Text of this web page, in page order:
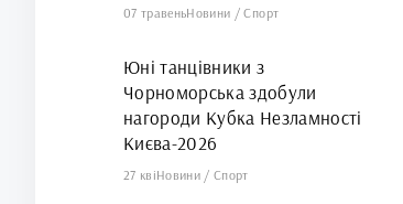
07 травеньНовини /Спорт
Юні танцівники з
Чорноморська здобули
нагороди Кубка Незламності
Києва-2026
27 квіНовини /Спорт